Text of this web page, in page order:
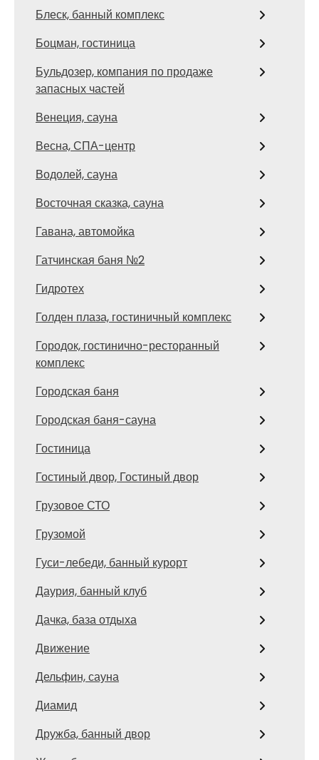
Блеск, банный комплекс
Боцман, гостиница
Бульдозер, компания по продаже
запасных частей
Венеция, сауна
Весна, СПА-центр
Водолей, сауна
Восточная сказка, сауна
Гавана, автомойка
Гатчинская баня №2
Гидротех
Голден плаза, гостиничный комплекс
Городок, гостинично-ресторанный
комплекс
Городская баня
Городская баня-сауна
Гостиница
Гостиный двор, Гостиный двор
Грузовое СТО
Грузомой
Гуси-лебеди, банный курорт
Даурия, банный клуб
Дачка, база отдыха
Движение
Дельфин, сауна
Диамид
Дружба, банный двор